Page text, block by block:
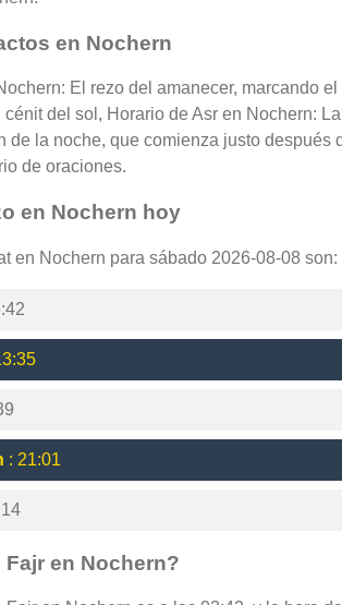
en Nochern
El rezo del amanecer, marcando
del sol, Horario de Asr en Nochern:
de la noche, que comienza justo
de oraciones.
en Nochern hoy
en Nochern para sábado 2026-08-08 son:
: 21:01
en Nochern?